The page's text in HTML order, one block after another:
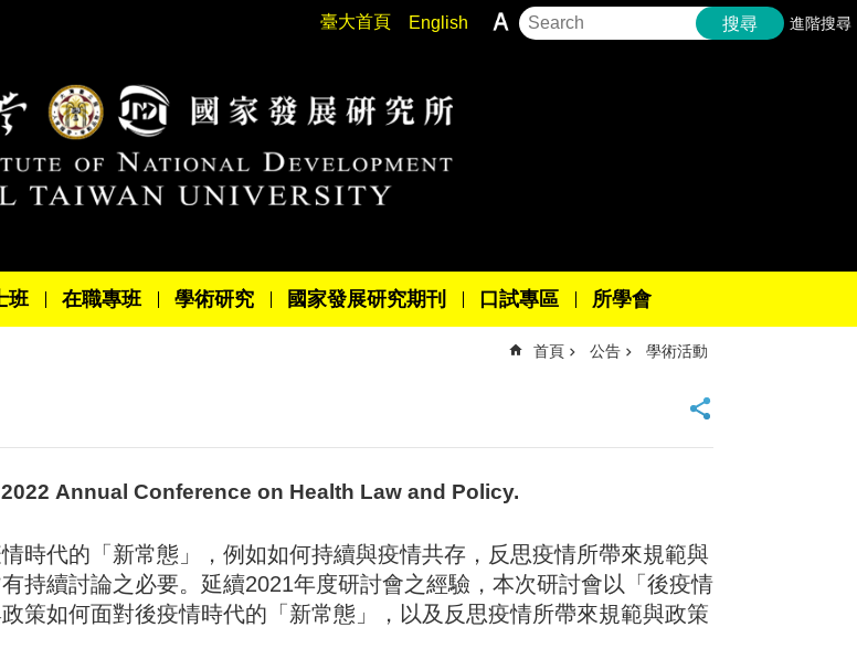
臺大首頁 English 搜尋 進階搜尋
班 在職專班 學術研究 國家發展研究期刊 口試專區 所學會
首頁 公告 學術活動
2022 Annual Conference on Health Law and Policy.
時代的「新常態」，例如如何持續與疫情共存，反思疫情所帶來規範與
持續討論之必要。延續2021年度研討會之經驗，本次研討會以「後疫情
策如何面對後疫情時代的「新常態」，以及反思疫情所帶來規範與政策